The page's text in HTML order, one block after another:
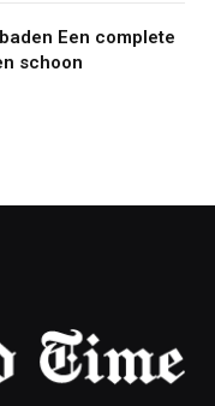
Een complete
schoon